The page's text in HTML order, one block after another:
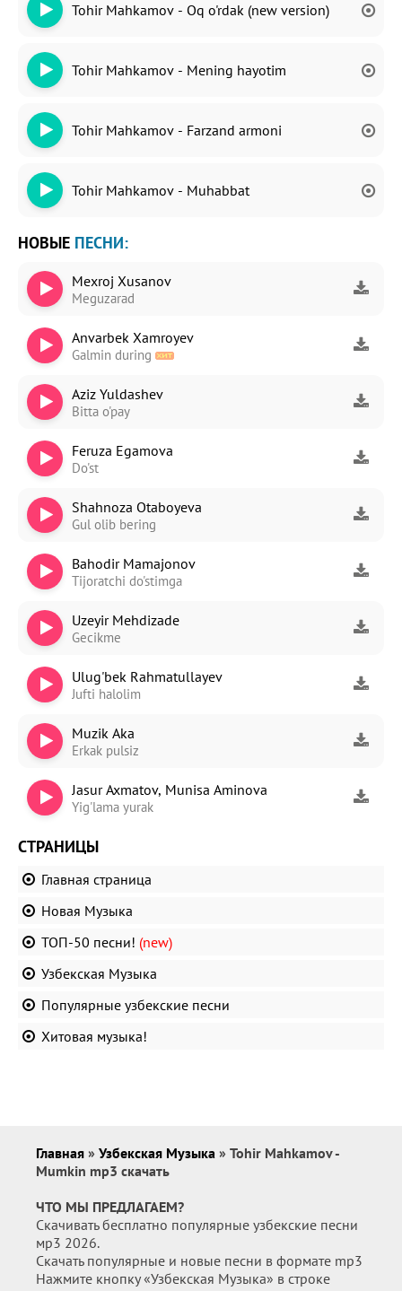
Tohir Mahkamov - Oq o'rdak (new version)
Tohir Mahkamov - Mening hayotim
Tohir Mahkamov - Farzand armoni
Tohir Mahkamov - Muhabbat
НОВЫЕ ПЕСНИ:
Mexroj Xusanov
Meguzarad
Anvarbek Xamroyev
Galmin during
Aziz Yuldashev
Bitta o'pay
Feruza Egamova
Do'st
Shahnoza Otaboyeva
Gul olib bering
Bahodir Mamajonov
Tijoratchi do'stimga
Uzeyir Mehdizade
Gecikme
Ulug'bek Rahmatullayev
Jufti halolim
Muzik Aka
Erkak pulsiz
Jasur Axmatov, Munisa Aminova
Yig'lama yurak
СТРАНИЦЫ
Главная страница
Новая Музыка
ТОП-50 песни! (new)
Узбекская Музыка
Популярные узбекские песни
Хитовая музыка!
Главная » Узбекская Музыка » Tohir Mahkamov -
Mumkin mp3 скачать
ЧТО МЫ ПРЕДЛАГАЕМ?
Скачивать бесплатно популярные узбекские песни
мр3 2026.
Скачать популярные и новые песни в формате mp3
Нажмите кнопку «Узбекская Музыка» в строке